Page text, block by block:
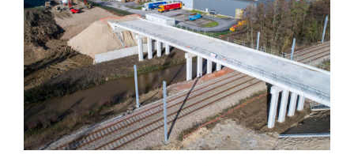
Modernisation de la ligne ferroviaire
Serqueux-Gisors, France